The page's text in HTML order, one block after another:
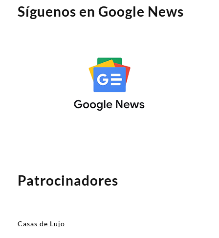
Síguenos en Google News
Patrocinadores
Casas de Lujo